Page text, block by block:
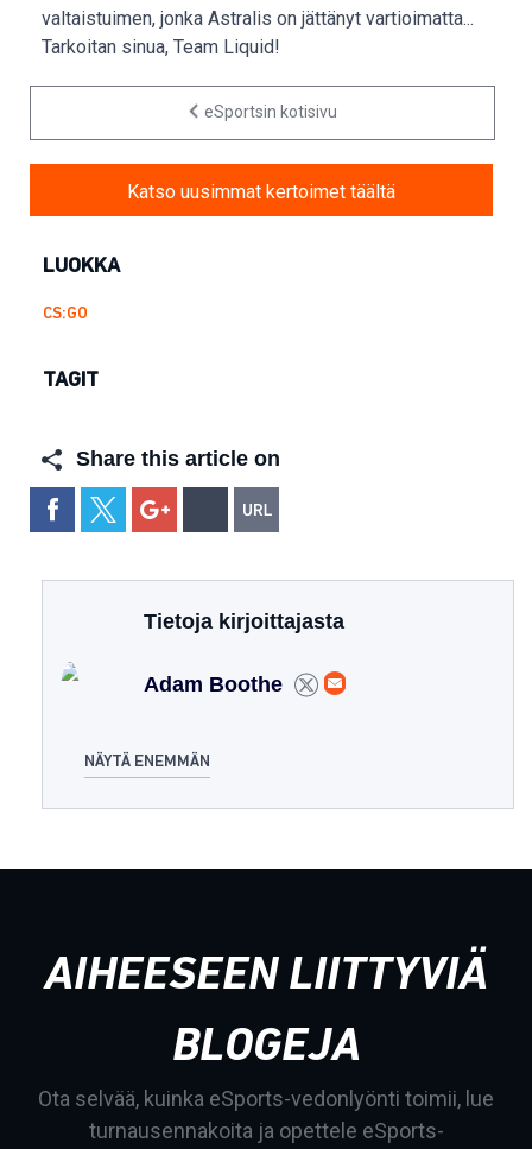
valtaistuimen, jonka Astralis on jättänyt vartioimatta...
Tarkoitan sinua, Team Liquid!
eSportsin kotisivu
Katso uusimmat kertoimet täältä
LUOKKA
CS:GO
TAGIT
Share this article on
Tietoja kirjoittajasta
Adam Boothe
NÄYTÄ ENEMMÄN
AIHEESEEN LIITTYVIÄ
BLOGEJA
Ota selvää, kuinka eSports-vedonlyönti toimii, lue
turnausennakoita ja opettele eSports-